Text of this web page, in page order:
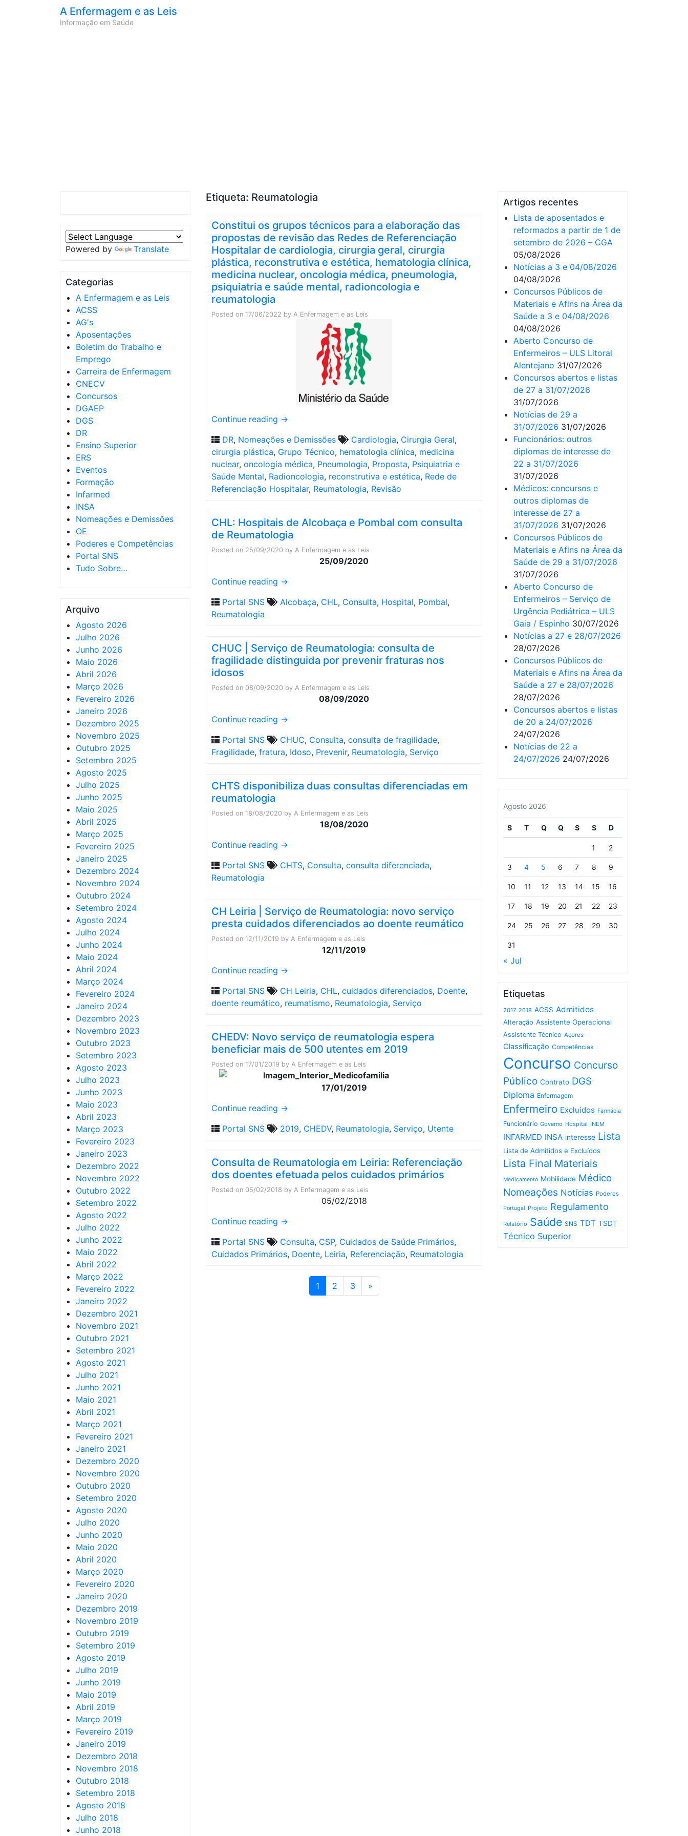
A Enfermagem e as Leis
Informação em Saúde
Powered by Translate
Categorias
A Enfermagem e as Leis
ACSS
AG's
Aposentações
Boletim do Trabalho e
Emprego
Carreira de Enfermagem
CNECV
Concursos
DGAEP
DGS
DR
Ensino Superior
ERS
Eventos
Formação
Infarmed
INSA
Nomeações e Demissões
OE
Poderes e Competências
Portal SNS
Tudo Sobre…
Arquivo
Agosto 2026
Julho 2026
Junho 2026
Maio 2026
Abril 2026
Março 2026
Fevereiro 2026
Janeiro 2026
Dezembro 2025
Novembro 2025
Outubro 2025
Setembro 2025
Agosto 2025
Julho 2025
Junho 2025
Maio 2025
Abril 2025
Março 2025
Fevereiro 2025
Janeiro 2025
Dezembro 2024
Novembro 2024
Outubro 2024
Setembro 2024
Agosto 2024
Julho 2024
Junho 2024
Maio 2024
Abril 2024
Março 2024
Fevereiro 2024
Janeiro 2024
Dezembro 2023
Novembro 2023
Outubro 2023
Setembro 2023
Agosto 2023
Julho 2023
Junho 2023
Maio 2023
Abril 2023
Março 2023
Fevereiro 2023
Janeiro 2023
Dezembro 2022
Novembro 2022
Outubro 2022
Setembro 2022
Agosto 2022
Julho 2022
Junho 2022
Maio 2022
Abril 2022
Março 2022
Fevereiro 2022
Janeiro 2022
Dezembro 2021
Novembro 2021
Outubro 2021
Setembro 2021
Agosto 2021
Julho 2021
Junho 2021
Maio 2021
Abril 2021
Março 2021
Fevereiro 2021
Janeiro 2021
Dezembro 2020
Novembro 2020
Outubro 2020
Setembro 2020
Agosto 2020
Julho 2020
Junho 2020
Maio 2020
Abril 2020
Março 2020
Fevereiro 2020
Janeiro 2020
Dezembro 2019
Novembro 2019
Outubro 2019
Setembro 2019
Agosto 2019
Julho 2019
Junho 2019
Maio 2019
Abril 2019
Março 2019
Fevereiro 2019
Janeiro 2019
Dezembro 2018
Novembro 2018
Outubro 2018
Setembro 2018
Agosto 2018
Julho 2018
Junho 2018
Etiqueta: Reumatologia
Constitui os grupos técnicos para a elaboração das
propostas de revisão das Redes de Referenciação
Hospitalar de cardiologia, cirurgia geral, cirurgia
plástica, reconstrutiva e estética, hematologia clínica,
medicina nuclear, oncologia médica, pneumologia,
psiquiatria e saúde mental, radioncologia e
reumatologia
Posted on 17/06/2022 by A Enfermagem e as Leis
Continue reading →
DR, Nomeações e Demissões Cardiologia, Cirurgia Geral,
cirurgia plástica, Grupo Técnico, hematologia clínica, medicina
nuclear, oncologia médica, Pneumologia, Proposta, Psiquiatria e
Saúde Mental, Radioncologia, reconstrutiva e estética, Rede de
Referenciação Hospitalar, Reumatologia, Revisão
CHL: Hospitais de Alcobaça e Pombal com consulta
de Reumatologia
Posted on 25/09/2020 by A Enfermagem e as Leis
25/09/2020
Continue reading →
Portal SNS
Alcobaça, CHL, Consulta, Hospital, Pombal,
Reumatologia
CHUC | Serviço de Reumatologia: consulta de
fragilidade distinguida por prevenir fraturas nos
idosos
Posted on 08/09/2020 by A Enfermagem e as Leis
08/09/2020
Continue reading →
Portal SNS
CHUC, Consulta, consulta de fragilidade,
Fragilidade, fratura, Idoso, Prevenir, Reumatologia, Serviço
CHTS disponibiliza duas consultas diferenciadas em
reumatologia
Posted on 18/08/2020 by A Enfermagem e as Leis
18/08/2020
Continue reading →
Portal SNS
CHTS, Consulta, consulta diferenciada,
Reumatologia
CH Leiria | Serviço de Reumatologia: novo serviço
presta cuidados diferenciados ao doente reumático
Posted on 12/11/2019 by A Enfermagem e as Leis
12/11/2019
Continue reading →
Portal SNS
CH Leiria, CHL, cuidados diferenciados, Doente,
doente reumático, reumatismo, Reumatologia, Serviço
CHEDV: Novo serviço de reumatologia espera
beneficiar mais de 500 utentes em 2019
Posted on 17/01/2019 by A Enfermagem e as Leis
17/01/2019
Continue reading →
Portal SNS
2019, CHEDV, Reumatologia, Serviço, Utente
Consulta de Reumatologia em Leiria: Referenciação
dos doentes efetuada pelos cuidados primários
Posted on 05/02/2018 by A Enfermagem e as Leis
05/02/2018
Continue reading →
Portal SNS
Consulta, CSP, Cuidados de Saúde Primários,
Cuidados Primários, Doente, Leiria, Referenciação, Reumatologia
1 2 3 »
Artigos recentes
Lista de aposentados e
reformados a partir de 1 de
setembro de 2026 – CGA
05/08/2026
Notícias a 3 e 04/08/2026
04/08/2026
Concursos Públicos de
Materiais e Afins na Área da
Saúde a 3 e 04/08/2026
04/08/2026
Aberto Concurso de
Enfermeiros – ULS Litoral
Alentejano 31/07/2026
Concursos abertos e listas
de 27 a 31/07/2026
31/07/2026
Notícias de 29 a
31/07/2026 31/07/2026
Funcionários: outros
diplomas de interesse de
22 a 31/07/2026
31/07/2026
Médicos: concursos e
outros diplomas de
interesse de 27 a
31/07/2026 31/07/2026
Concursos Públicos de
Materiais e Afins na Área da
Saúde de 29 a 31/07/2026
31/07/2026
Aberto Concurso de
Enfermeiros – Serviço de
Urgência Pediátrica – ULS
Gaia / Espinho 30/07/2026
Notícias a 27 e 28/07/2026
28/07/2026
Concursos Públicos de
Materiais e Afins na Área da
Saúde a 27 e 28/07/2026
28/07/2026
Concursos abertos e listas
de 20 a 24/07/2026
24/07/2026
Notícias de 22 a
24/07/2026 24/07/2026
Agosto 2026
S T Q Q S S D
1 2
3 4 5 6 7 8 9
10 11 12 13 14 15 16
17 18 19 20 21 22 23
24 25 26 27 28 29 30
31
« Jul
Etiquetas
2017 2018 ACSS Admitidos
Alteração Assistente Operacional
Assistente Técnico Açores
Classificação Competências
Concurso Concurso
Público Contrato DGS
Diploma Enfermagem
Enfermeiro Excluídos Farmácia
Funcionário Governo Hospital INEM
INFARMED INSA interesse Lista
Lista de Admitidos e Excluídos
Lista Final Materiais
Medicamento Mobilidade Médico
Nomeações Notícias Poderes
Portugal Projeto Regulamento
Relatório Saúde SNS TDT TSDT
Técnico Superior